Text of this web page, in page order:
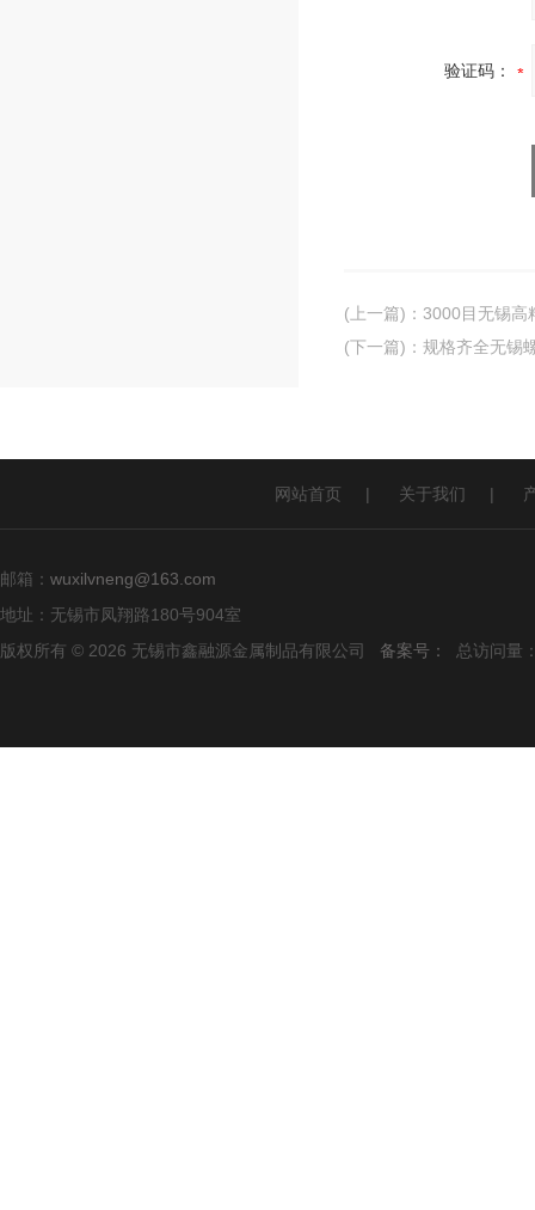
验证码：
(上一篇) ： 3000目无锡高
(下一篇) ： 规格齐全无锡
网站首页 | 关于我们 |
邮箱： wuxilvneng@163.com
地址：无锡市凤翔路180号904室
版权所有 © 2026 无锡市鑫融源金属制品有限公司 备案号： 总访问量